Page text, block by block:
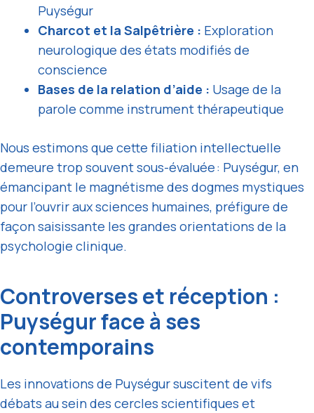
Puységur
Charcot et la Salpêtrière : Exploration
neurologique des états modifiés de
conscience
Bases de la relation d’aide : Usage de la
parole comme instrument thérapeutique
Nous estimons que cette filiation intellectuelle
demeure trop souvent sous-évaluée : Puységur, en
émancipant le magnétisme des dogmes mystiques
pour l’ouvrir aux sciences humaines, préfigure de
façon saisissante les grandes orientations de la
psychologie clinique.
Controverses et réception :
Puységur face à ses
contemporains
Les innovations de Puységur suscitent de vifs
débats au sein des cercles scientifiques et